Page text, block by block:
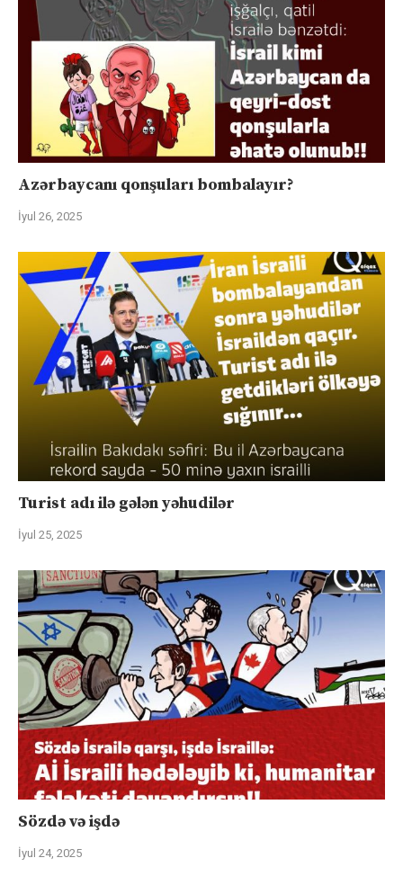
Azərbaycanı qonşuları bombalayır?
İyul 26, 2025
Turist adı ilə gələn yəhudilər
İyul 25, 2025
Sözdə və işdə
İyul 24, 2025